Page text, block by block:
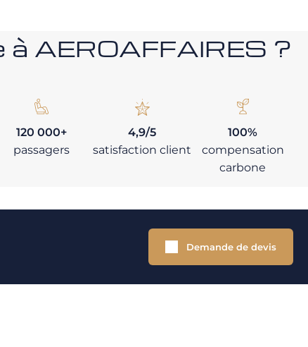
à AEROAFFAIRES ?
120 000+
passagers
4,9/5
satisfaction client
100%
compensation
carbone
Demande de devis